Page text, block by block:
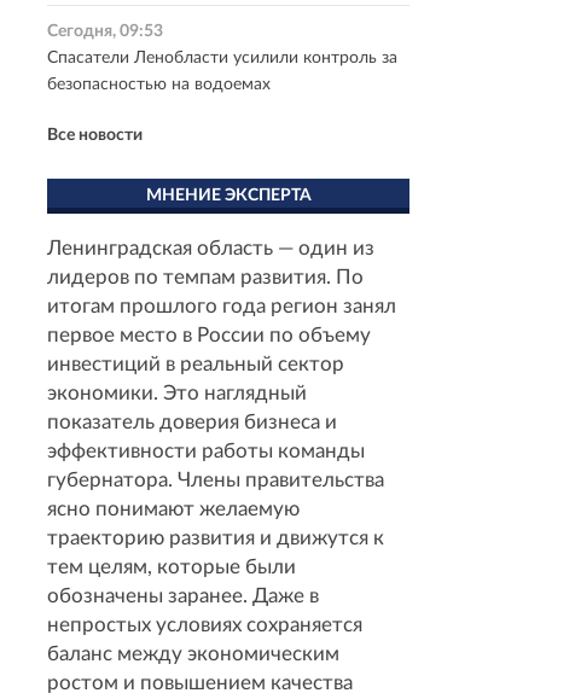
Сегодня, 09:53
Спасатели Ленобласти усилили контроль за
безопасностью на водоемах
Все новости
МНЕНИЕ ЭКСПЕРТА
Ленинградская область — один из
лидеров по темпам развития. По
итогам прошлого года регион занял
первое место в России по объему
инвестиций в реальный сектор
экономики. Это наглядный
показатель доверия бизнеса и
эффективности работы команды
губернатора. Члены правительства
ясно понимают желаемую
траекторию развития и движутся к
тем целям, которые были
обозначены заранее. Даже в
непростых условиях сохраняется
баланс между экономическим
ростом и повышением качества